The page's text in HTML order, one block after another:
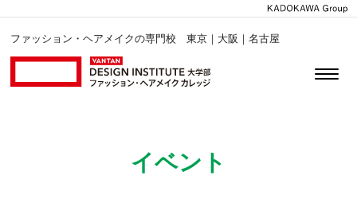
ファッション・ヘアメイクの専門校 東京｜大阪｜名古屋
イベント